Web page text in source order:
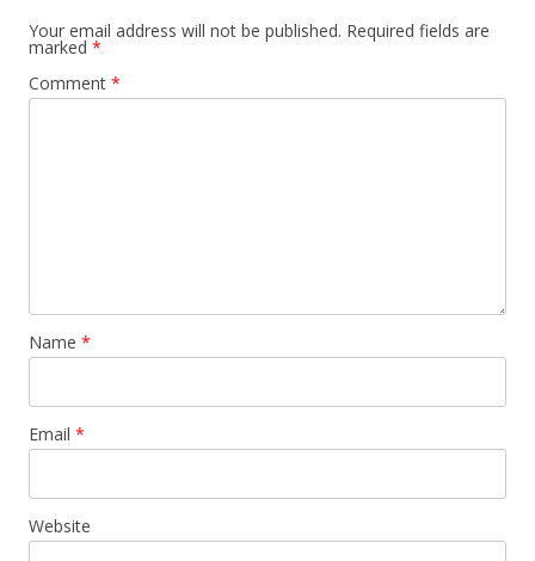
Your email address will not be published. Required fields are
marked *
Comment *
Name *
Email *
Website